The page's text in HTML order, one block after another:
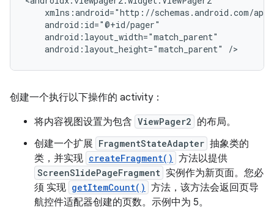
android:layout_height="match_parent"
/>
创建一个执行以下操作的 activity：
将内容视图设置为包含 ViewPager2 的布局。
创建一个扩展 FragmentStateAdapter 抽象类的
类，并实现 createFragment() 方法以提供
ScreenSlidePageFragment 实例作为新页面。您必
须 实现 getItemCount() 方法，该方法会返回页导
航控件适配器创建的页数。示例中为 5。